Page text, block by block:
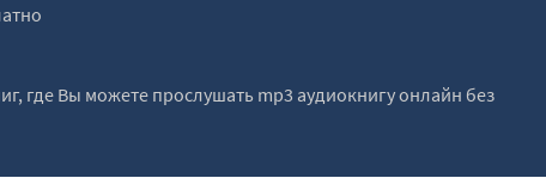
где Вы можете прослушать mp3 аудиокнигу онлайн без